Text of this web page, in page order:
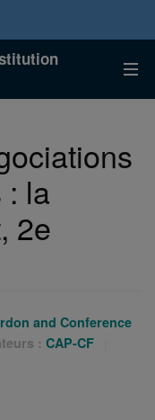
la
2e
and Conference
: CAP-CF